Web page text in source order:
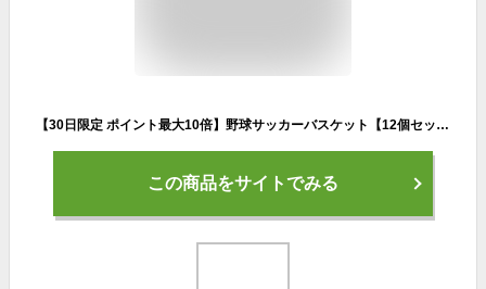
【30日限定 ポイント最大10倍】野球サッカーバスケット【12個セット】お菓子 プチギフト ボールチョコ 選べるメッセージ 男子 子供 こども スポーツ クラブ 部活 小学生 中学生 ありがとう お返し お礼 300円 卒部 記念品 サッカー部野球部バスケ部 スポ少
この商品をサイトでみる